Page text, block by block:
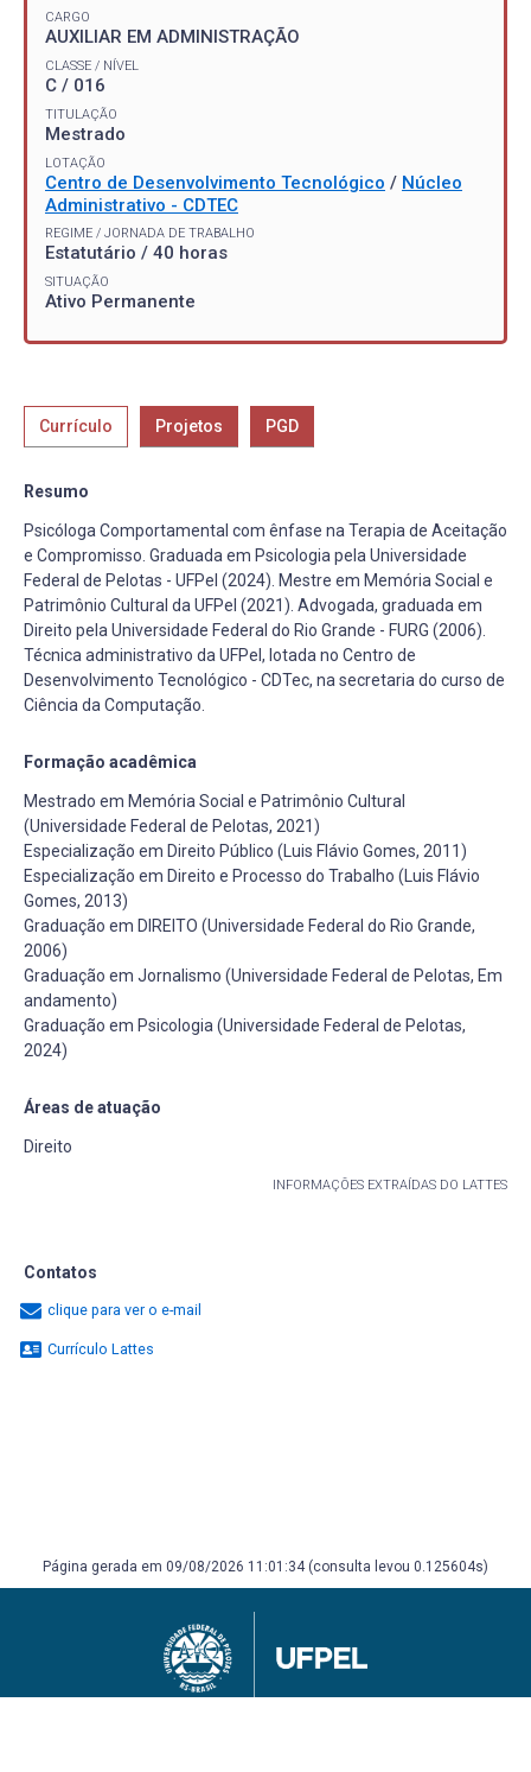
CARGO
AUXILIAR EM ADMINISTRAÇÃO
CLASSE / NÍVEL
C / 016
TITULAÇÃO
Mestrado
LOTAÇÃO
Centro de Desenvolvimento Tecnológico / Núcleo
Administrativo - CDTEC
REGIME / JORNADA DE TRABALHO
Estatutário / 40 horas
SITUAÇÃO
Ativo Permanente
Currículo Projetos PGD
Resumo
Psicóloga Comportamental com ênfase na Terapia de Aceitação
e Compromisso. Graduada em Psicologia pela Universidade
Federal de Pelotas - UFPel (2024). Mestre em Memória Social e
Patrimônio Cultural da UFPel (2021). Advogada, graduada em
Direito pela Universidade Federal do Rio Grande - FURG (2006).
Técnica administrativo da UFPel, lotada no Centro de
Desenvolvimento Tecnológico - CDTec, na secretaria do curso de
Ciência da Computação.
Formação acadêmica
Mestrado em Memória Social e Patrimônio Cultural
(Universidade Federal de Pelotas, 2021)
Especialização em Direito Público (Luis Flávio Gomes, 2011)
Especialização em Direito e Processo do Trabalho (Luis Flávio
Gomes, 2013)
Graduação em DIREITO (Universidade Federal do Rio Grande,
2006)
Graduação em Jornalismo (Universidade Federal de Pelotas, Em
andamento)
Graduação em Psicologia (Universidade Federal de Pelotas,
2024)
Áreas de atuação
Direito
INFORMAÇÕES EXTRAÍDAS DO LATTES
Contatos
clique para ver o e-mail
Currículo Lattes
Página gerada em 09/08/2026 11:01:34 (consulta levou 0.125604s)